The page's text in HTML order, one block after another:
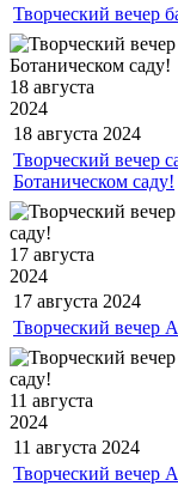
Творческий вечер
18 августа
2024
18 августа 2024
Творческий вечер
Ботаническом саду!
17 августа
2024
17 августа 2024
Творческий вечер
11 августа
2024
11 августа 2024
Творческий вечер